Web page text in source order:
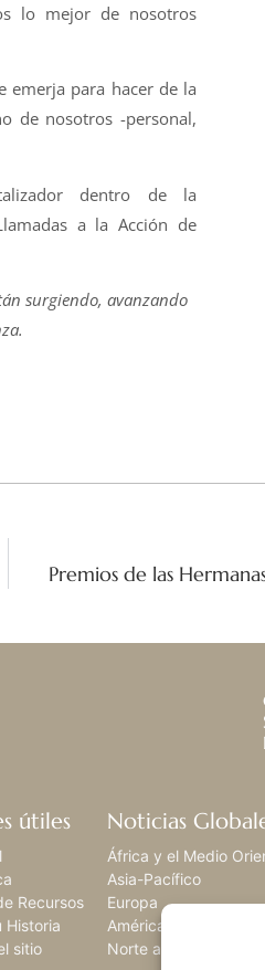
lo mejor de nosotros
emerja para hacer de la
de nosotros -personal,
dentro de la
a la Acción de
surgiendo, avanzando
útiles
Recursos
Historia
sitio
Noticias
África y el Medio
Asia-Pacífico
Europa
América Latina,
Norte américa